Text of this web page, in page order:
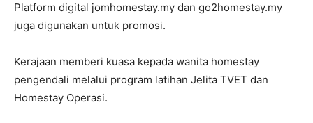
Platform digital jomhomestay.my dan go2homestay.my
juga digunakan untuk promosi.
Kerajaan memberi kuasa kepada wanita homestay
pengendali melalui program latihan Jelita TVET dan
Homestay Operasi.